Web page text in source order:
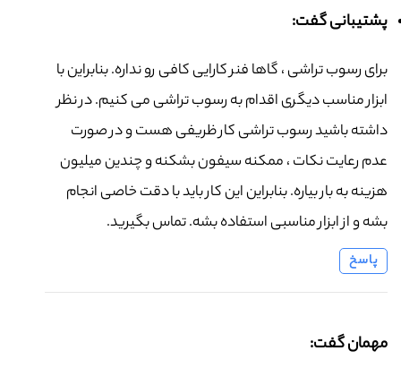
پشتیبانی گفت:
برای رسوب تراشی ، گاها فنر کارایی کافی رو نداره. بنابراین با
ابزار مناسب دیگری اقدام به رسوب تراشی می کنیم. در نظر
داشته باشید رسوب تراشی کار ظریفی هست و در صورت
عدم رعایت نکات ، ممکنه سیفون بشکنه و چندین میلیون
هزینه به بار بیاره. بنابراین این کار باید با دقت خاصی انجام
بشه و از ابزار مناسبی استفاده بشه. تماس بگیرید.
پاسخ
مهمان گفت: